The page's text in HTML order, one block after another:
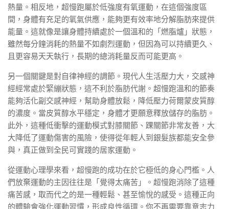
熱量。相反地，超慢跑屬於低強度有氧運動，在這個強度區
間，身體有充足的氧氣供應，能夠更有效率地分解脂肪來提供
能量。這就像是讓身體持續處於一個溫和的「燃脂爐」狀態，
雖然每分鐘消耗的熱量不如劇烈運動，但因為可以持續更久、
且更容易天天執行，長期的總消耗量反而可能更高。
另一個關鍵是對自律神經的調節。現代人生活壓力大，交感神
經經常處於緊繃狀態，這不利於脂肪代謝。超慢跑溫和的節奏
能夠活化副交感神經，幫助身體放鬆，降低壓力荷爾蒙皮質醇
的濃度。當皮質醇水平穩定，身體才更願意釋放儲存的脂肪。
此外，這種低衝擊的運動模式對膝關節、踝關節非常友善，大
大降低了運動傷害的風險，使得從年輕人到銀髮族都能安全參
與，真正做到全民可實踐的居家運動。
從運動心理學來看，超慢跑的成功在於它極低的身心門檻。人
們放棄運動的主因往往是「覺得太痛苦」。超慢跑消除了這種
痛苦感，取而代之的是一種輕鬆、甚至愉悅的感受。這種正向
的體驗會強化運動習慣，形成良性循環。你不再需要靠意志力